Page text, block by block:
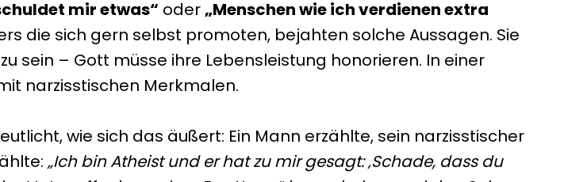
mir etwas“ oder„Menschen wie ich verdienen extra
die sich gern selbst promoten, bejahten solche Aussagen. Sie
sein – Gott müsse ihre Lebensleistung honorieren. In einer
narzisstischen Merkmalen.
wie sich das äußert: Ein Mann erzählte, sein narzisstischer
„Ich bin Atheist und er hat zu mir gesagt: ‚Schade, dass du